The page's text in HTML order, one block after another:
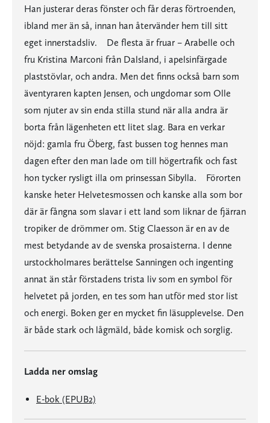
Han justerar deras fönster och får deras förtroenden,
ibland mer än så, innan han återvänder hem till sitt
eget innerstadsliv. De flesta är fruar – Arabelle och
fru Kristina Marconi från Dalsland, i apelsinfärgade
plaststövlar, och andra. Men det finns också barn som
äventyraren kapten Jensen, och ungdomar som Olle
som njuter av sin enda stilla stund när alla andra är
borta från lägenheten ett litet slag. Bara en verkar
nöjd: gamla fru Öberg, fast bussen tog hennes man
dagen efter den man lade om till högertrafik och fast
hon tycker rysligt illa om prinsessan Sibylla. Förorten
kanske heter Helvetesmossen och kanske alla som bor
där är fångna som slavar i ett land som liknar de fjärran
tropiker de drömmer om. Stig Claesson är en av de
mest betydande av de svenska prosaisterna. I denne
urstockholmares berättelse Sanningen och ingenting
annat än står förstadens trista liv som en symbol för
helvetet på jorden, en tes som han utför med stor list
och energi. Boken ger en mycket fin läsupplevelse. Den
är både stark och lågmäld, både komisk och sorglig.
Ladda ner omslag
E-bok (EPUB2)